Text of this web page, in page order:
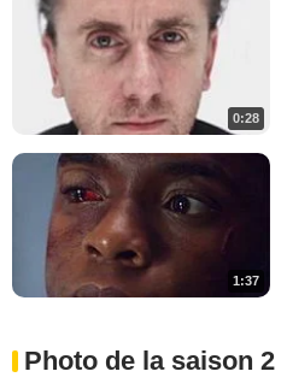
0:28
1:37
Photo de la saison 2